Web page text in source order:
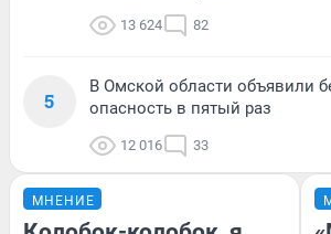
13 624 82
5
В Омской области объявили
опасность в пятый раз
12 016 33
МНЕНИЕ